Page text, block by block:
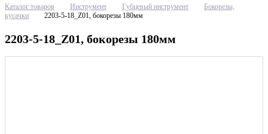
Каталог товаров Инструмент Губцевый инструмент
Бокорезы,
кусачки
2203-5-18_Z01, бокорезы 180мм
2203-5-18_Z01, бокорезы 180мм